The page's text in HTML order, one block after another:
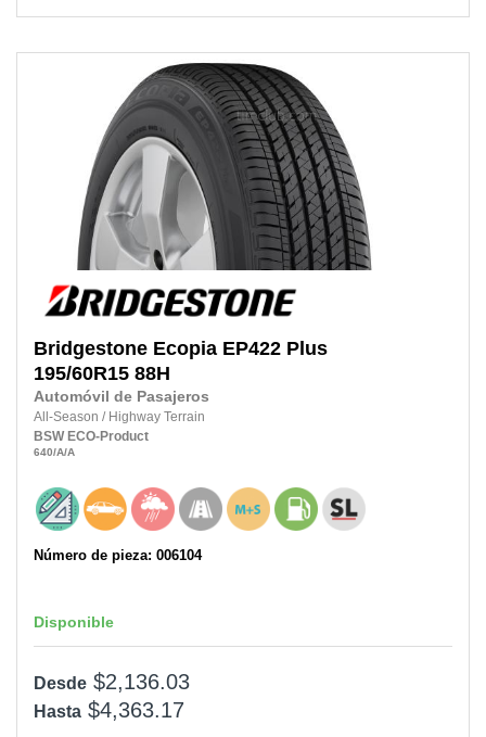
Bridgestone Ecopia EP422 Plus
195/60R15 88H
Automóvil de Pasajeros
All-Season / Highway Terrain
BSW ECO-Product
640/A/A
Número de pieza: 006104
Disponible
Desde $2,136.03
Hasta $4,363.17